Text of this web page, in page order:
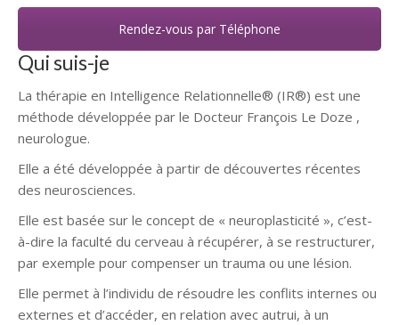
Qui suis-je
La thérapie en Intelligence Relationnelle® (IR®) est une
méthode développée par le Docteur François Le Doze ,
neurologue.
Elle a été développée à partir de découvertes récentes
des neurosciences.
Elle est basée sur le concept de « neuroplasticité », c’est-
à-dire la faculté du cerveau à récupérer, à se restructurer,
par exemple pour compenser un trauma ou une lésion.
Elle permet à l’individu de résoudre les conflits internes ou
externes et d’accéder, en relation avec autrui, à un
Rendez-vous par Téléphone